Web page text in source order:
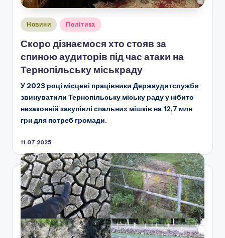
Опубліковано
Новини Політика
Скоро дізнаємося хто стояв за
спиною аудиторів під час атаки на
Тернопільську міськраду
У 2023 році місцеві працівники Держаудитслужби
звинуватили Тернопільську міську раду у нібито
незаконній закупівлі спальних мішків на 12,7 млн
грн для потреб громади.
11.07.2025